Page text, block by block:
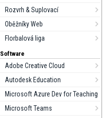
Rozvrh & Suplovací
Oběžníky Web
Florbalová liga
Software
Adobe Creative Cloud
Autodesk Education
Microsoft Azure Dev for Teaching
Microsoft Teams